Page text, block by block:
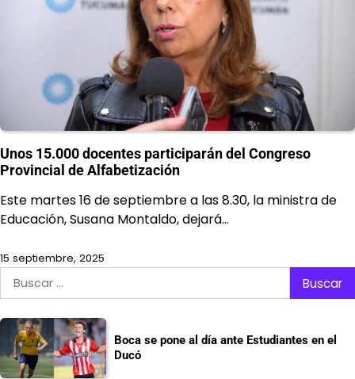
Unos 15.000 docentes participarán del Congreso
Provincial de Alfabetización
Este martes 16 de septiembre a las 8.30, la ministra de
Educación, Susana Montaldo, dejará…
15 septiembre, 2025
Buscar:
Boca se pone al día ante Estudiantes en el
Ducó